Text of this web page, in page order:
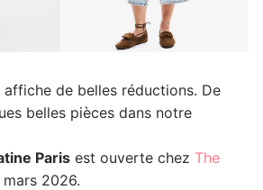
de belles réductions. De
belles pièces dans notre
Paris est ouverte chez The
mars 2026.